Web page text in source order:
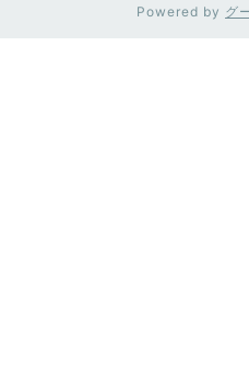
Powered by グ